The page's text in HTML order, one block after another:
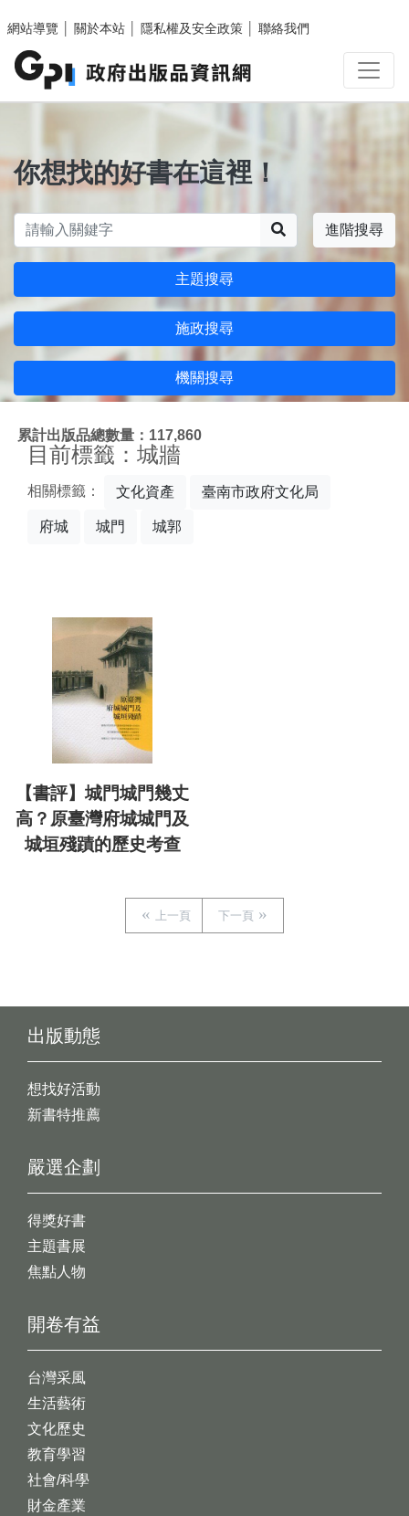
網站導覽
關於本站 隱私權及安全政策 聯絡我們
你想找的好書在這裡！
進階搜尋
主題搜尋
施政搜尋
機關搜尋
累計出版品總數量：117,860
目前標籤：城牆
相關標籤： 文化資產 臺南市政府文化局
府城 城門 城郭
【書評】城門城門幾丈
高？原臺灣府城城門及
城垣殘蹟的歷史考查
上一頁 下一頁
出版動態
想找好活動
新書特推薦
開卷有益
台灣采風
生活藝術
文化歷史
教育學習
社會/科學
財金產業
嚴選企劃
得獎好書
主題書展
焦點人物